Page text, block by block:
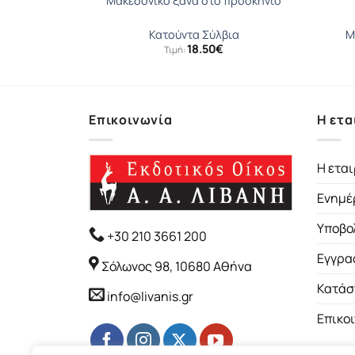
Κατούντα Σύλβια
Τιμή:18.50€
Επικοινωνία
+30 210 3661 200
Σόλωνος 98, 10680 Αθήνα
info@livanis.gr
Η
Η